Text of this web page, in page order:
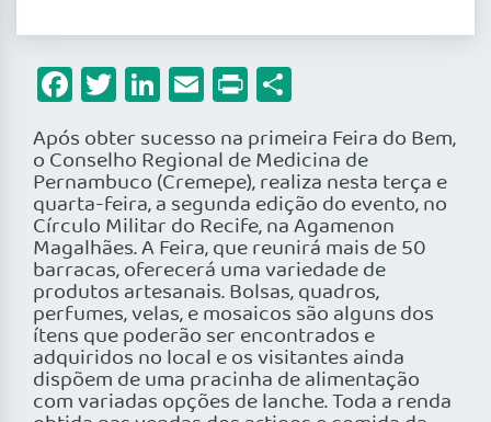
Facebook
Twitter
LinkedIn
Email
Print
Após obter sucesso na primeira Feira do Bem,
o Conselho Regional de Medicina de
Pernambuco (Cremepe), realiza nesta terça e
quarta-feira, a segunda edição do evento, no
Círculo Militar do Recife, na Agamenon
Magalhães. A Feira, que reunirá mais de 50
barracas, oferecerá uma variedade de
produtos artesanais. Bolsas, quadros,
perfumes, velas, e mosaicos são alguns dos
ítens que poderão ser encontrados e
adquiridos no local e os visitantes ainda
dispõem de uma pracinha de alimentação
com variadas opções de lanche. Toda a renda